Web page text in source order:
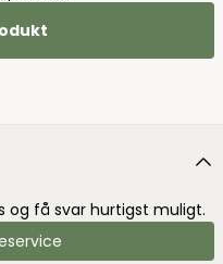
og få svar hurtigst muligt.